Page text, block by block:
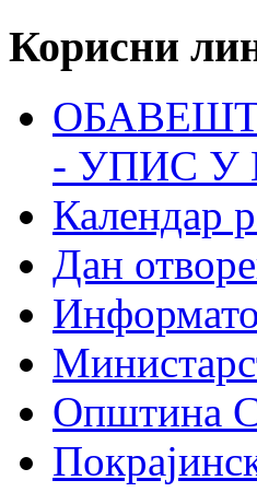
Корисни
- УПИС У
Календар
Дан
Општина